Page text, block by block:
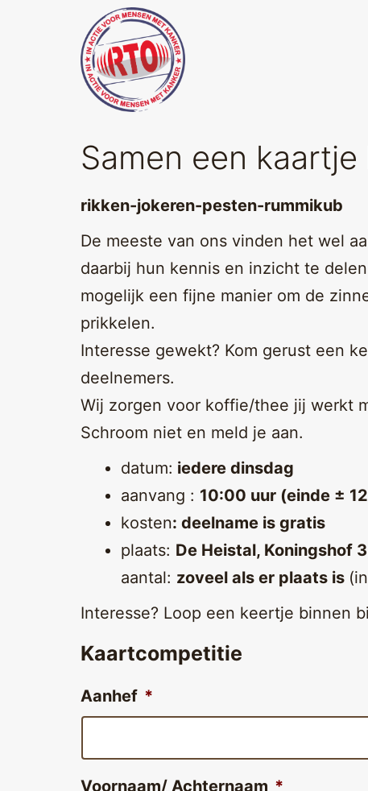
Team
Samen een
rikken-jokeren-pesten-rummikub
De meeste van ons vinden het wel
daarbij hun kennis en inzicht te
mogelijk een fijne manier om de
prikkelen.
Interesse gewekt? Kom gerust een
deelnemers.
Wij zorgen voor koffie/thee jij werkt
Schroom niet en meld je aan.
datum: iedere dinsdag
aanvang : 10:00 uur (einde ±
kosten: deelname is gratis
plaats: De Heistal, Koningshof
aantal: zoveel als er plaats is
Interesse? Loop een keertje binnen
Kaartcompetitie
Aanhef *
Voornaam/ Achternaam *